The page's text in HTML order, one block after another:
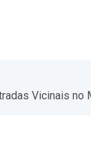
Vicinais